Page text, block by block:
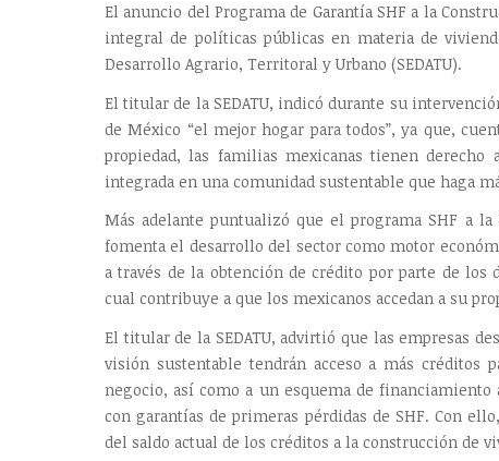
El anuncio del Programa de Garantía SHF a la
integral de políticas públicas en materia de
Desarrollo Agrario, Territoral y Urbano (SEDATU).
El titular de la SEDATU, indicó durante su
de México “el mejor hogar para todos”, ya que,
propiedad, las familias mexicanas tienen
integrada en una comunidad sustentable que haga
Más adelante puntualizó que el programa SHF a
fomenta el desarrollo del sector como motor
a través de la obtención de crédito por parte de los
cual contribuye a que los mexicanos accedan a su
El titular de la SEDATU, advirtió que las empresas
visión sustentable tendrán acceso a más créditos
negocio, así como a un esquema de
con garantías de primeras pérdidas de SHF. Con
del saldo actual de los créditos a la construcción de